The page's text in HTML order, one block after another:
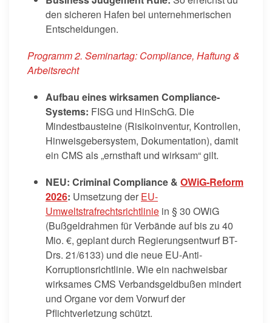
den sicheren Hafen bei unternehmerischen
Entscheidungen.
Programm 2. Seminartag: Compliance, Haftung &
Arbeitsrecht
Aufbau eines wirksamen Compliance-
Systems: FISG und HinSchG. Die
Mindestbausteine (Risikoinventur, Kontrollen,
Hinweisgebersystem, Dokumentation), damit
ein CMS als „ernsthaft und wirksam“ gilt.
NEU: Criminal Compliance & OWiG-Reform
2026: Umsetzung der EU-
Umweltstrafrechtsrichtlinie in § 30 OWiG
(Bußgeldrahmen für Verbände auf bis zu 40
Mio. €, geplant durch Regierungsentwurf BT-
Drs. 21/6133) und die neue EU-Anti-
Korruptionsrichtlinie. Wie ein nachweisbar
wirksames CMS Verbandsgeldbußen mindert
und Organe vor dem Vorwurf der
Pflichtverletzung schützt.